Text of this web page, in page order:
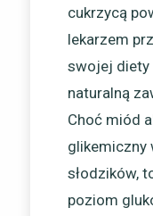
cukrzycą
lekarzem
swojej diety
naturalną
Choć miód
glikemiczny
słodzików,
poziom